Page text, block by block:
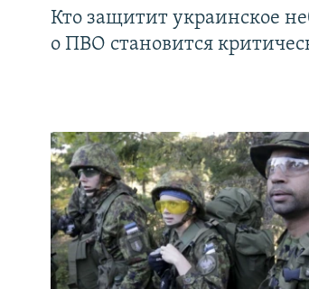
Кто защитит украинское
о ПВО становится